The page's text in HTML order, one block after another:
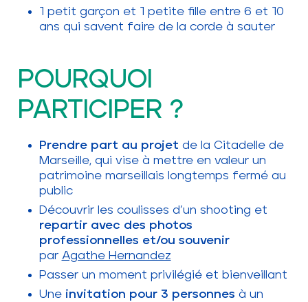
1 petit garçon et 1 petite fille entre 6 et 10
ans qui savent faire de la corde à sauter
POURQUOI
PARTICIPER ?
Prendre part au projet de la Citadelle de
Marseille, qui vise à mettre en valeur un
patrimoine marseillais longtemps fermé au
public
Découvrir les coulisses d’un shooting et
repartir avec des photos
professionnelles et/ou souvenir
par Agathe Hernandez
Passer un moment privilégié et bienveillant
Une invitation pour 3 personnes à un